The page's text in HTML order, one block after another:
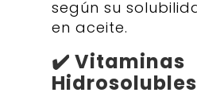
según su
en aceite.
✔️ Vitaminas
Hidrosolubles